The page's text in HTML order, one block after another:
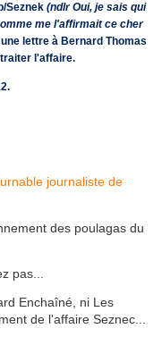
Seznek (ndlr Oui, je sais qui
me l'affirmait ce cher
lettre à Bernard Thomas
l'affaire.
journaliste de
des poulagas du
pas...
Enchaîné, ni Les
de l'affaire Seznec...